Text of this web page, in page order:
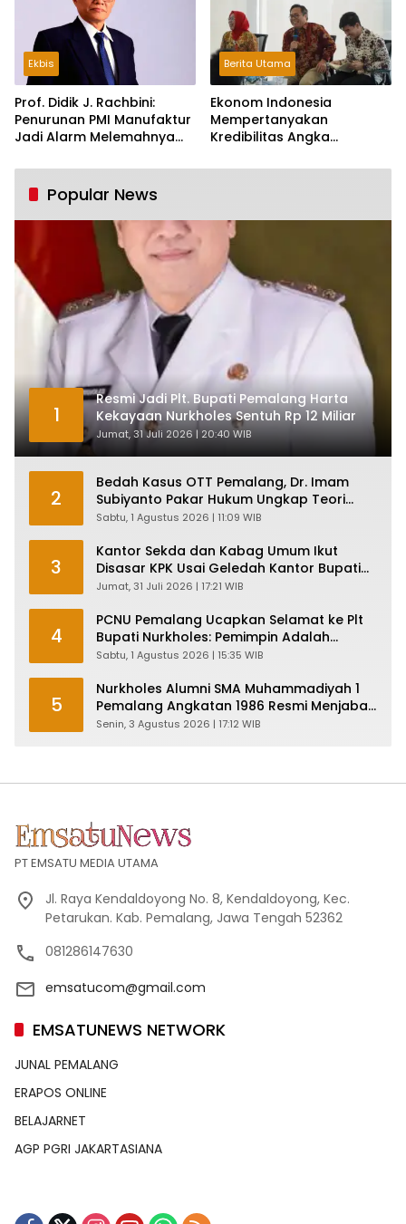
Ekbis
Prof. Didik J. Rachbini:
Penurunan PMI Manufaktur
Jadi Alarm Melemahnya
Berita Utama
Ekonom Indonesia
Mempertanyakan
Kredibilitas Angka
Tumbuh Tapi Rapuh
Popular News
1
Resmi Jadi Plt. Bupati Pemalang Harta
Kekayaan Nurkholes Sentuh Rp 12 Miliar
Jumat, 31 Juli 2026 | 20:40 WIB
2
Bedah Kasus OTT Pemalang, Dr. Imam
Subiyanto Pakar Hukum Ungkap Teori
Penyertaan KPK
Sabtu, 1 Agustus 2026 | 11:09 WIB
3
Kantor Sekda dan Kabag Umum Ikut
Disasar KPK Usai Geledah Kantor Bupati
Pemalang
Jumat, 31 Juli 2026 | 17:21 WIB
4
PCNU Pemalang Ucapkan Selamat ke Plt
Bupati Nurkholes: Pemimpin Adalah
Pelayan Rakyat!
Sabtu, 1 Agustus 2026 | 15:35 WIB
5
Nurkholes Alumni SMA Muhammadiyah 1
Pemalang Angkatan 1986 Resmi Menjabat
Plt Bupati, Inilah Pesan Ketua Asmam 86
Senin, 3 Agustus 2026 | 17:12 WIB
PT EMSATU MEDIA UTAMA
Jl. Raya Kendaldoyong No. 8, Kendaldoyong, Kec.
Petarukan. Kab. Pemalang, Jawa Tengah 52362
081286147630
emsatucom@gmail.com
EMSATUNEWS NETWORK
JUNAL PEMALANG
ERAPOS ONLINE
BELAJARNET
AGP PGRI JAKARTASIANA